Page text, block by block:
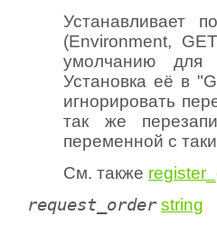
Устанавливает
(Environment,
умолчанию для
Установка её в
игнорировать
так же
переменной с
См. также
request_order string